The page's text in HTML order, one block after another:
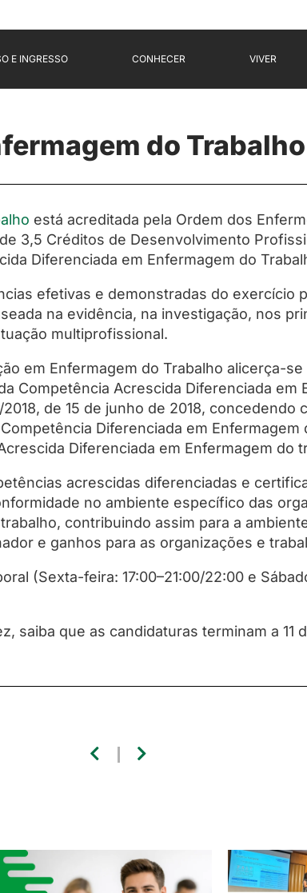
E INGRESSO CONHECER VIVER
do Trabalho
está acreditada pela Ordem dos
3,5 Créditos de Desenvolvimento
Diferenciada em Enfermagem do
efetivas e demonstradas do exercício
na evidência, na investigação, nos
multiprofissional.
em Enfermagem do Trabalho alicerça-
Competência Acrescida Diferenciada em
de 15 de junho de 2018, concedendo
Diferenciada em Enfermagem
Diferenciada em Enfermagem do
acrescidas diferenciadas e
no ambiente específico das
contribuindo assim para a
e ganhos para as organizações e
(Sexta-feira: 17:00–21:00/22:00 e
saiba que as candidaturas terminam a 11